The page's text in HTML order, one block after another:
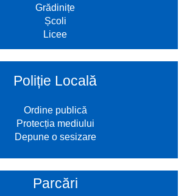
Grădinițe
Școli
Licee
Poliție Locală
Ordine publică
Protecția mediului
Depune o sesizare
Parcări